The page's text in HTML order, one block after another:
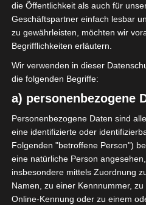
Stade
TORE
AUFSTELLUNGEN
Croissant sportif de
die Öffentlichkeit als auch für
Geschäftspartner einfach lesbar
zu gewährleisten, möchten wir
Begrifflichkeiten erläutern.
Wir verwenden in dieser
die folgenden Begriffe:
a) personenbezogene
Personenbezogene Daten sind
eine identifizierte oder
Folgenden "betroffene Person")
eine natürliche Person
insbesondere mittels Zuordnung
Namen, zu einer Kennnummer,
Online-Kennung oder zu einem